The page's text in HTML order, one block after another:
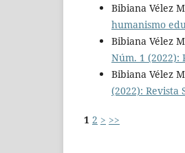
Bibiana Vélez
humanismo
Bibiana Vélez
Núm. 1 (2022):
Bibiana Vélez
(2022): Revista
1 2 > >>